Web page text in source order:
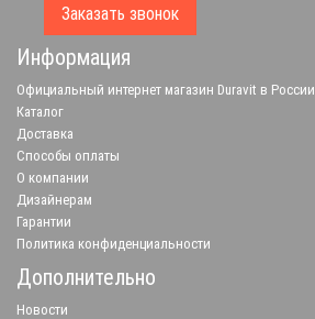
Заказать звонок
Информация
Официальный интернет магазин Duravit в России
Каталог
Доставка
Способы оплаты
О компании
Дизайнерам
Гарантии
Политика конфиденциальности
Дополнительно
Новости